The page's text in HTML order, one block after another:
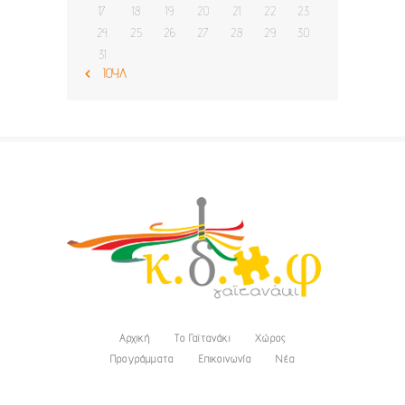
17
18 19 20 21 22
23
24
25 26 27 28 29
30
31
« ΙΟΎΛ
Αρχική Το Γαϊτανάκι
Χώρος
Προγράμματα
Επικοινωνία Νέα